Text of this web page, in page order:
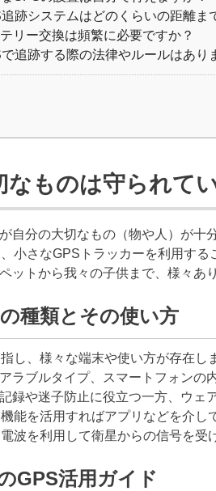
跡システムはどのくらいの距離ま
リー交換は頻繁に必要ですか？
追跡する際の法律やルールはあり
なものは守られて
自分の大切なもの（物や人）が十
小さなGPSトラッカーを利用す
ットから我々の子供まで、様々あ
種類とその使い方
し、様々な端末や使い方が存在し
ラブルタイプ、スマートフォンの
録や迷子防止に役立つ一方、ウェ
能を活用すればアプリなどを介し
波を利用して衛星からの信号を受
GPS活用ガイド